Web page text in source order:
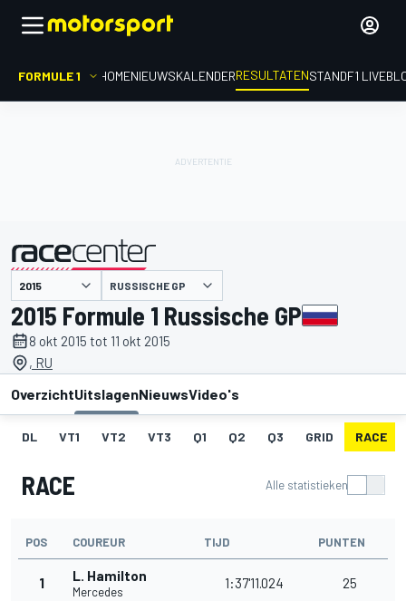
FORMULE 1 HOMENIEUWSKALENDERRESULTATENSTANDF1
gepresenteerd door RUSSISCHE GP
2015 Formule 1 Russische GP
8 okt 2015 tot 11 okt 2015
, RU
OverzichtUitslagenNieuwsVideo's
DL VT1 VT2 VT3 Q1 Q2 Q3 GRID RACE
RACE Alle statistieken
POS COUREUR TIJD PUNTEN
1 L. Hamilton
Mercedes
1:37'11.024 25